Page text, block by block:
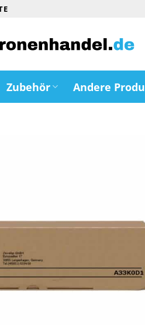
Zubehör Andere